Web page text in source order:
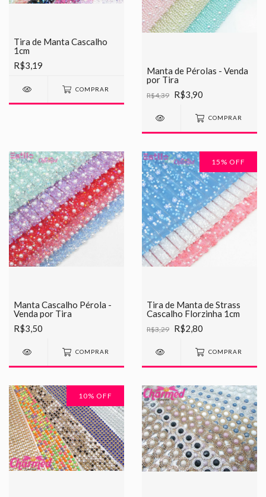
Tira de Manta Cascalho
1cm
R$3,19
COMPRAR
Manta de Pérolas - Venda
por Tira
R$4,39 R$3,90
COMPRAR
Manta Cascalho Pérola -
Venda por Tira
R$3,50
COMPRAR
15 % OFF
Tira de Manta de Strass
Cascalho Florzinha 1cm
R$3,29 R$2,80
COMPRAR
10% OFF